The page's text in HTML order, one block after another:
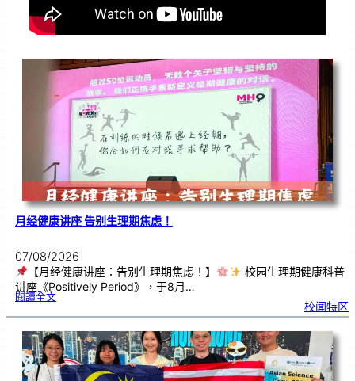
月经健康讲座 告别生理期焦虑！
07/08/2026
【月经健康讲座：告别生理期焦虑！】
校园生理期健康科普
讲座《Positively Period》，于8月…
閱讀全文:月
康
座
告
别
生
理
期
焦
虑
！
校闻特区